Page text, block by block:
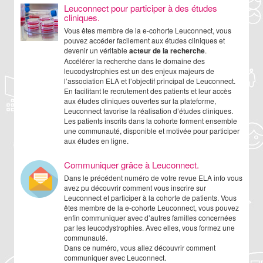
Leuconnect pour participer à des études
cliniques.
Vous êtes membre de la e-cohorte Leuconnect, vous
pouvez accéder facilement aux études cliniques et
devenir un véritable acteur de la recherche.
Accélérer la recherche dans le domaine des
leucodystrophies est un des enjeux majeurs de
l’association ELA et l’objectif principal de Leuconnect.
En facilitant le recrutement des patients et leur accès
aux études cliniques ouvertes sur la plateforme,
Leuconnect favorise la réalisation d’études cliniques.
Les patients inscrits dans la cohorte forment ensemble
une communauté, disponible et motivée pour participer
aux études en ligne.
Communiquer grâce à Leuconnect.
Dans le précédent numéro de votre revue ELA info vous
avez pu découvrir comment vous inscrire sur
Leuconnect et participer à la cohorte de patients. Vous
êtes membre de la e-cohorte Leuconnect, vous pouvez
enfin communiquer avec d’autres familles concernées
par les leucodystrophies. Avec elles, vous formez une
communauté.
Dans ce numéro, vous allez découvrir comment
communiquer avec Leuconnect.